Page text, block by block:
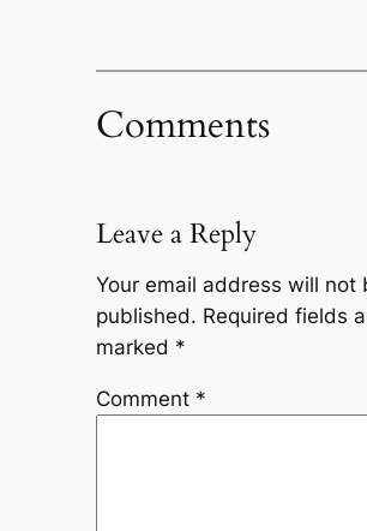
Comments
Leave a Reply
Your email address will not
published. Required fields
marked *
Comment *